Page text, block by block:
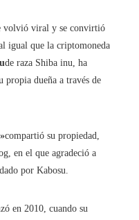
volvió viral y se convirtió
igual que la criptomoneda
de raza Shiba inu, ha
propia dueña a través de
compartió su propiedad,
en el que agradeció a
por Kabosu.
en 2010, cuando su